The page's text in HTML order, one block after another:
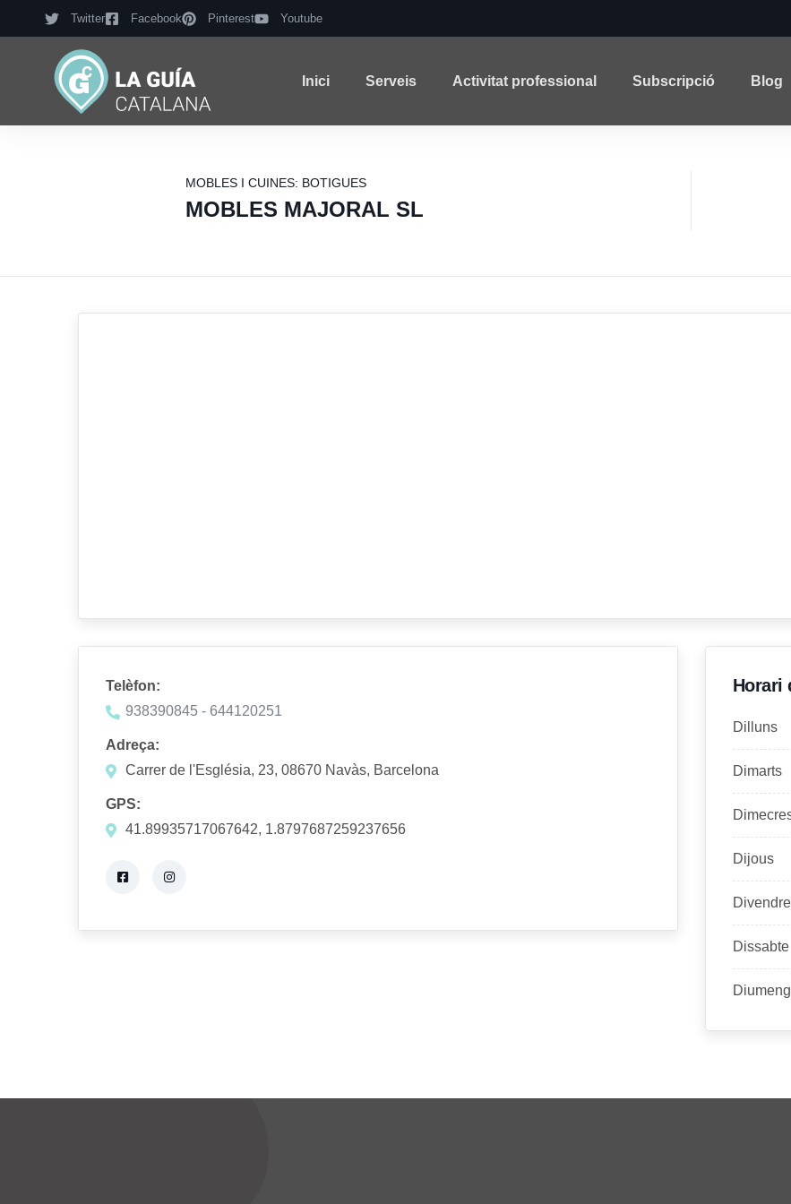
Twitter Facebook Pinterest Youtube
Inici Serveis Activitat professional Subscripció Blog
MOBLES I CUINES: BOTIGUES
MOBLES MAJORAL SL
Telèfon:
938390845 - 644120251
Adreça:
Carrer de l'Església, 23, 08670 Navàs, Barcelona
GPS:
41.89935717067642, 1.8797687259237656
Horari
Dilluns
Dimarts
Dijous
Dissabte